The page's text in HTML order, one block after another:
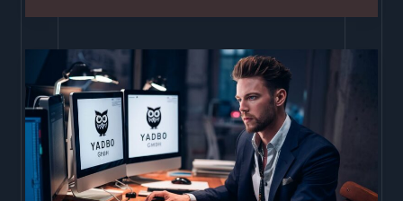
AIaaS
Software
Agentur
Baden-